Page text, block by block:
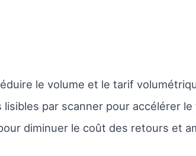
le volume et le tarif
par scanner pour accélérer
diminuer le coût des retours et